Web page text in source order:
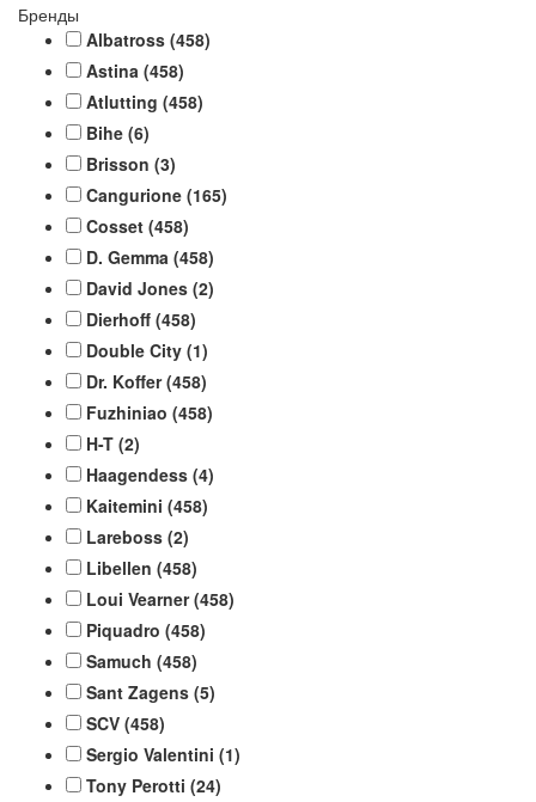
Бренды
Albatross (458)
Astina (458)
Atlutting (458)
Bihe (6)
Brisson (3)
Cangurione (165)
Cosset (458)
D. Gemma (458)
David Jones (2)
Dierhoff (458)
Double City (1)
Dr. Koffer (458)
Fuzhiniao (458)
H-T (2)
Haagendess (4)
Kaitemini (458)
Lareboss (2)
Libellen (458)
Loui Vearner (458)
Piquadro (458)
Samuch (458)
Sant Zagens (5)
SCV (458)
Sergio Valentini (1)
Tony Perotti (24)